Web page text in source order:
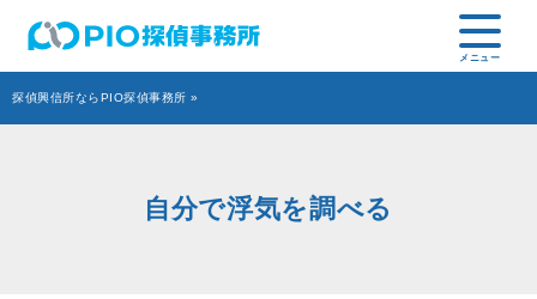
探偵興信所ならPIO探偵事務所 »
自分で浮気を調べる